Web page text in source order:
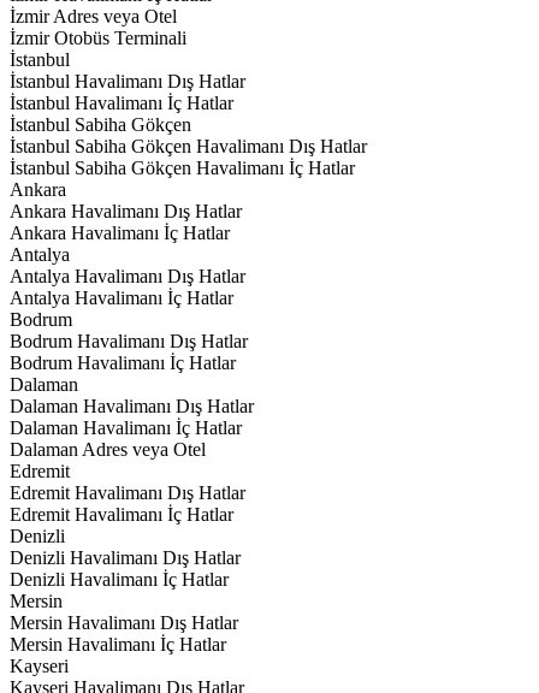
İzmir Adres veya Otel
İzmir Otobüs Terminali
İstanbul
İstanbul Havalimanı Dış Hatlar
İstanbul Havalimanı İç Hatlar
İstanbul Sabiha Gökçen
İstanbul Sabiha Gökçen Havalimanı Dış Hatlar
İstanbul Sabiha Gökçen Havalimanı İç Hatlar
Ankara
Ankara Havalimanı Dış Hatlar
Ankara Havalimanı İç Hatlar
Antalya
Antalya Havalimanı Dış Hatlar
Antalya Havalimanı İç Hatlar
Bodrum
Bodrum Havalimanı Dış Hatlar
Bodrum Havalimanı İç Hatlar
Dalaman
Dalaman Havalimanı Dış Hatlar
Dalaman Havalimanı İç Hatlar
Dalaman Adres veya Otel
Edremit
Edremit Havalimanı Dış Hatlar
Edremit Havalimanı İç Hatlar
Denizli
Denizli Havalimanı Dış Hatlar
Denizli Havalimanı İç Hatlar
Mersin
Mersin Havalimanı Dış Hatlar
Mersin Havalimanı İç Hatlar
Kayseri
Kayseri Havalimanı Dış Hatlar